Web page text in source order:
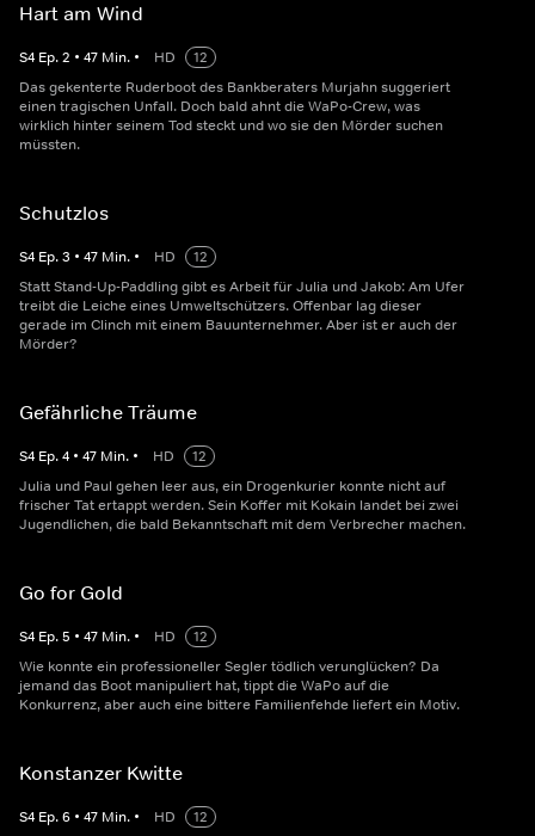
Hart am Wind
S4 Ep.2 • 47 Min. • HD
12
Das gekenterte Ruderboot des Bankberaters Murjahn suggeriert
einen tragischen Unfall. Doch bald ahnt die WaPo-Crew, was
wirklich hinter seinem Tod steckt und wo sie den Mörder suchen
müssten.
Schutzlos
S4 Ep.3 • 47 Min. • HD
12
Statt Stand-Up-Paddling gibt es Arbeit für Julia und Jakob: Am Ufer
treibt die Leiche eines Umweltschützers. Offenbar lag dieser
gerade im Clinch mit einem Bauunternehmer. Aber ist er auch der
Mörder?
Gefährliche Träume
S4 Ep.4 • 47 Min. • HD
12
Julia und Paul gehen leer aus, ein Drogenkurier konnte nicht auf
frischer Tat ertappt werden. Sein Koffer mit Kokain landet bei zwei
Jugendlichen, die bald Bekanntschaft mit dem Verbrecher machen.
Go for Gold
S4 Ep.5 • 47 Min. • HD
12
Wie konnte ein professioneller Segler tödlich verunglücken? Da
jemand das Boot manipuliert hat, tippt die WaPo auf die
Konkurrenz, aber auch eine bittere Familienfehde liefert ein Motiv.
Konstanzer Kwitte
S4 Ep.6 • 47 Min. • HD
12